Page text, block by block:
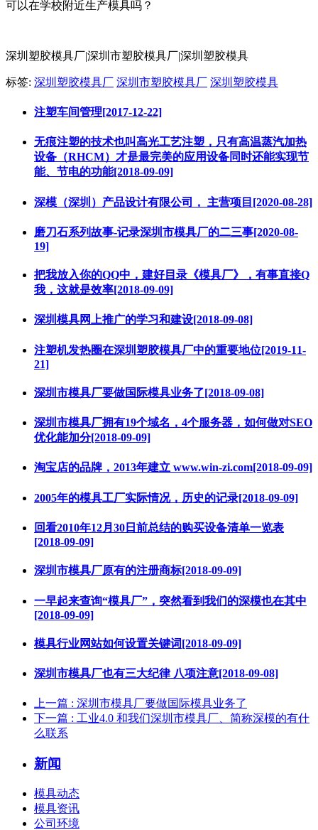
可以在学校附近生产模具吗？
深圳塑胶模具厂|深圳市塑胶模具厂|深圳塑胶模具
标签: 深圳塑胶模具厂 深圳市塑胶模具厂 深圳塑胶模具
注塑车间管理[2017-12-22]
无痕注塑的技术也叫高光工艺注塑，只有高温蒸汽加热
设备（RHCM）才是最完美的应用设备同时还能实现节
能、节电的功能[2018-09-09]
深模（深圳）产品设计有限公司， 主营项目[2020-08-28]
磨刀石系列故事-记录深圳市模具厂的二三事[2020-08-
19]
把我放入你的QQ中，建好目录《模具厂》，有事直接Q
我，这就是效率[2018-09-09]
深圳模具网上推广的学习和建设[2018-09-08]
注塑机发热圈在深圳塑胶模具厂中的重要地位[2019-11-
21]
深圳市模具厂要做国际模具业务了[2018-09-08]
深圳市模具厂拥有19个域名，4个服务器，如何做对SEO
优化能加分[2018-09-09]
淘宝店的品牌，2013年建立 www.win-zi.com[2018-09-09]
2005年的模具工厂实际情况，历史的记录[2018-09-09]
回看2010年12月30日前总结的购买设备清单一览表
[2018-09-09]
深圳市模具厂原有的注册商标[2018-09-09]
一早起来查询“模具厂”，突然看到我们的深模也在其中
[2018-09-09]
模具行业网站如何设置关键词[2018-09-09]
深圳市模具厂也有三大纪律 八项注意[2018-09-08]
上一篇 : 深圳市模具厂要做国际模具业务了
下一篇 : 工业4.0 和我们深圳市模具厂、简称深模的有什
么联系
新闻
模具动态
模具资讯
公司环境